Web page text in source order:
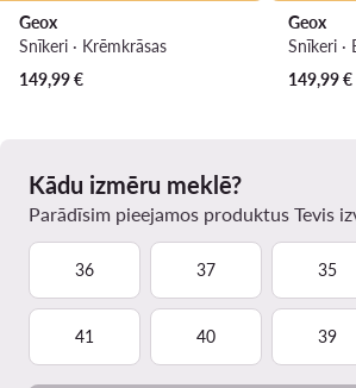
Geox
Snīkeri · Krēmkrāsas
149,99€
Geox
Snīkeri ·
149,99€
Kādu izmēru meklē?
Parādīsim pieejamos produktus Tevis
36 37 35
41 40 39